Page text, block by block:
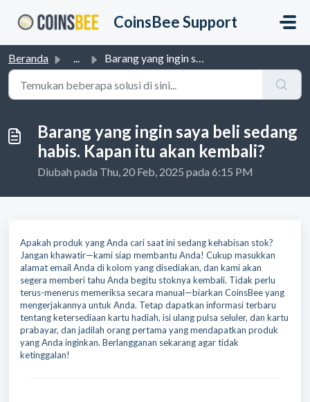
CoinsBee Support
Beranda ... Barang yang ingin saya beli sedang habis. Kapan itu akan ...
Barang yang ingin saya beli sedang
habis. Kapan itu akan kembali?
Diubah pada Thu, 20 Feb, 2025 pada 6:15 PM
Apakah produk yang Anda cari saat ini sedang kehabisan stok?
Jangan khawatir—kami siap membantu Anda! Cukup masukkan
alamat email Anda di kolom yang disediakan, dan kami akan
segera memberi tahu Anda begitu stoknya kembali. Tidak perlu
terus-menerus memeriksa secara manual—biarkan CoinsBee yang
mengerjakannya untuk Anda. Tetap dapatkan informasi terbaru
tentang ketersediaan kartu hadiah, isi ulang pulsa seluler, dan kartu
prabayar, dan jadilah orang pertama yang mendapatkan produk
yang Anda inginkan. Berlangganan sekarang agar tidak
ketinggalan!